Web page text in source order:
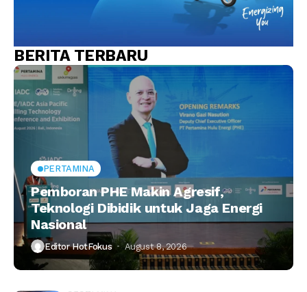
BERITA TERBARU
PERTAMINA
Pemboran PHE Makin Agresif,
Teknologi Dibidik untuk Jaga Energi
Nasional
Editor HotFokus August 8, 2026